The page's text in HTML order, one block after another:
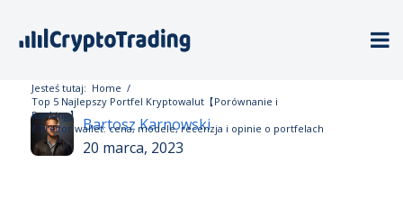
Jesteś tutaj: Home /
Top 5 Najlepszy Portfel Kryptowalut【Porównanie i
Ranking】
/ Trezor wallet: cena, modele, recenzja i opinie o portfelach
Bartosz Karnowski
20 marca, 2023